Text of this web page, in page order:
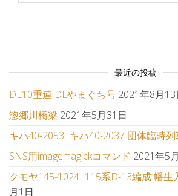
最近の投稿
DE10重連 DLやまぐち号 2021年8月13
惣郷川橋梁 2021年5月31日
キハ40-2053+キハ40-2037 団体臨時列
SNS用imagemagickコマンド 2021年5
クモヤ145-1024+115系D-13編成 幡生
月1日